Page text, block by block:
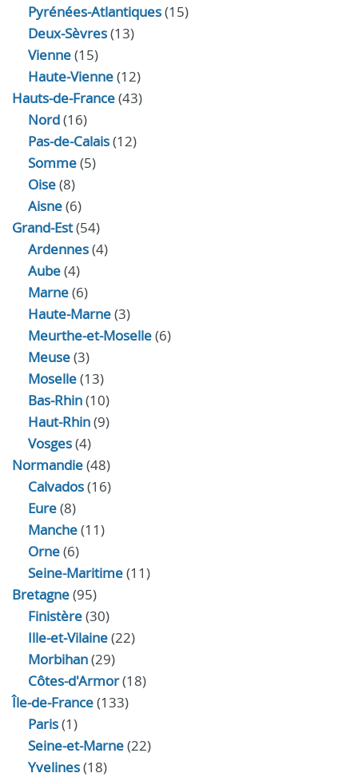
Pyrénées-Atlantiques(15)
Deux-Sèvres(13)
Vienne(15)
Haute-Vienne(12)
Hauts-de-France(43)
Nord(16)
Pas-de-Calais(12)
Somme(5)
Oise(8)
Aisne(6)
Grand-Est(54)
Ardennes(4)
Aube(4)
Marne(6)
Haute-Marne(3)
Meurthe-et-Moselle(6)
Meuse(3)
Moselle(13)
Bas-Rhin(10)
Haut-Rhin(9)
Vosges(4)
Normandie(48)
Calvados(16)
Eure(8)
Manche(11)
Orne(6)
Seine-Maritime(11)
Bretagne(95)
Finistère(30)
Ille-et-Vilaine(22)
Morbihan(29)
Côtes-d'Armor(18)
Île-de-France(133)
Paris(1)
Seine-et-Marne(22)
Yvelines(18)